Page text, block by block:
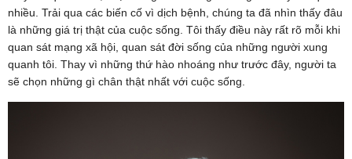
nhiều. Trải qua các biến cố vì dịch bệnh, chúng ta đã nhìn thấy đâu
là những giá trị thật của cuộc sống. Tôi thấy điều này rất rõ mỗi khi
quan sát mạng xã hội, quan sát đời sống của những người xung
quanh tôi. Thay vì những thứ hào nhoáng như trước đây, người ta
sẽ chọn những gì chân thật nhất với cuộc sống.